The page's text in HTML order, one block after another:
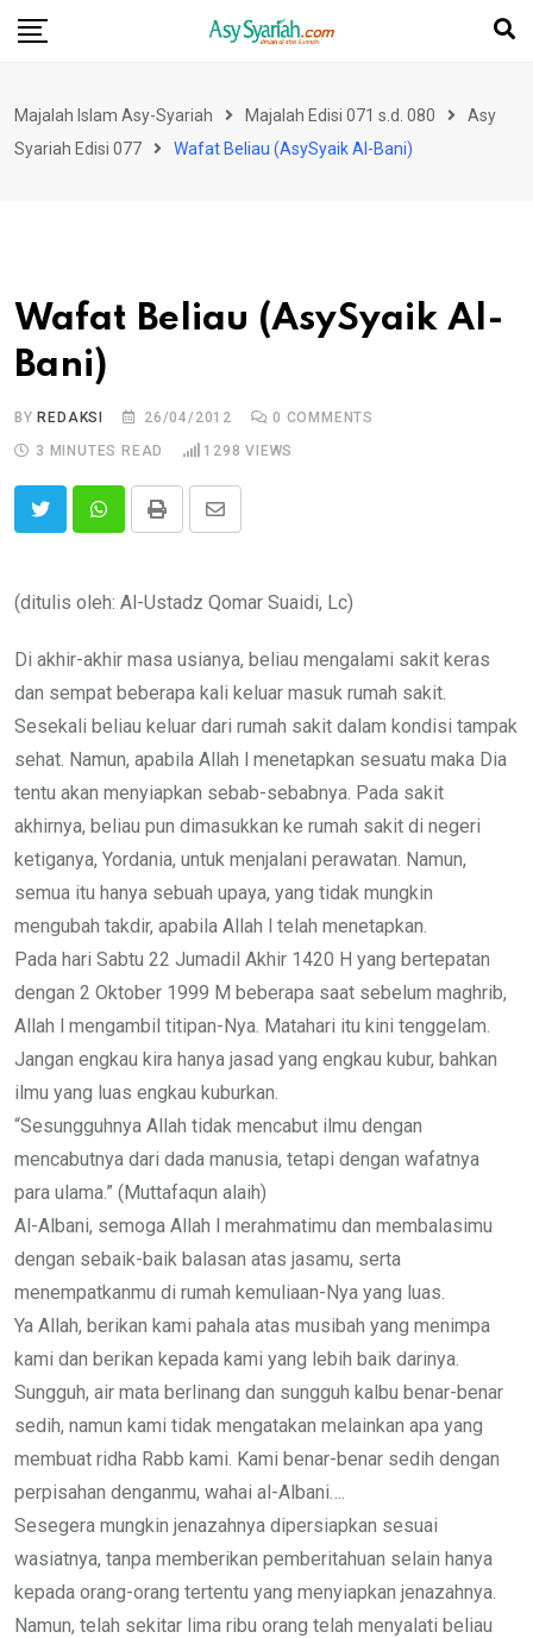
Skip
Majalah Islam Asy-Syariah Majalah Edisi 071 s.d. 080
Asy
Syariah Edisi 077
Wafat Beliau (AsySyaik Al-Bani)
Wafat Beliau (AsySyaik Al-
Bani)
BYREDAKSI 26/04/2012 0 COMMENTS
3 MINUTES READ
1298 VIEWS
Print
Share
Email
(ditulis oleh: Al-Ustadz Qomar Suaidi, Lc)
Di akhir-akhir masa usianya, beliau mengalami sakit keras
dan sempat beberapa kali keluar masuk rumah sakit.
Sesekali beliau keluar dari rumah sakit dalam kondisi tampak
sehat. Namun, apabila Allah l menetapkan sesuatu maka Dia
tentu akan menyiapkan sebab-sebabnya. Pada sakit
akhirnya, beliau pun dimasukkan ke rumah sakit di negeri
ketiganya, Yordania, untuk menjalani perawatan. Namun,
semua itu hanya sebuah upaya, yang tidak mungkin
mengubah takdir, apabila Allah l telah menetapkan.
Pada hari Sabtu 22 Jumadil Akhir 1420 H yang bertepatan
dengan 2 Oktober 1999 M beberapa saat sebelum maghrib,
Allah l mengambil titipan-Nya. Matahari itu kini tenggelam.
Jangan engkau kira hanya jasad yang engkau kubur, bahkan
ilmu yang luas engkau kuburkan.
“Sesungguhnya Allah tidak mencabut ilmu dengan
mencabutnya dari dada manusia, tetapi dengan wafatnya
para ulama.” (Muttafaqun alaih)
Al-Albani, semoga Allah l merahmatimu dan membalasimu
dengan sebaik-baik balasan atas jasamu, serta
menempatkanmu di rumah kemuliaan-Nya yang luas.
Ya Allah, berikan kami pahala atas musibah yang menimpa
kami dan berikan kepada kami yang lebih baik darinya.
Sungguh, air mata berlinang dan sungguh kalbu benar-benar
sedih, namun kami tidak mengatakan melainkan apa yang
membuat ridha Rabb kami. Kami benar-benar sedih dengan
perpisahan denganmu, wahai al-Albani….
Sesegera mungkin jenazahnya dipersiapkan sesuai
wasiatnya, tanpa memberikan pemberitahuan selain hanya
kepada orang-orang tertentu yang menyiapkan jenazahnya.
Namun, telah sekitar lima ribu orang telah menyalati beliau